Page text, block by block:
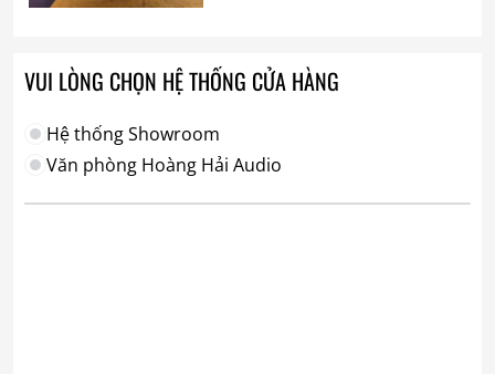
VUI LÒNG CHỌN HỆ THỐNG CỬA HÀNG
Hệ thống Showroom
Văn phòng Hoàng Hải Audio